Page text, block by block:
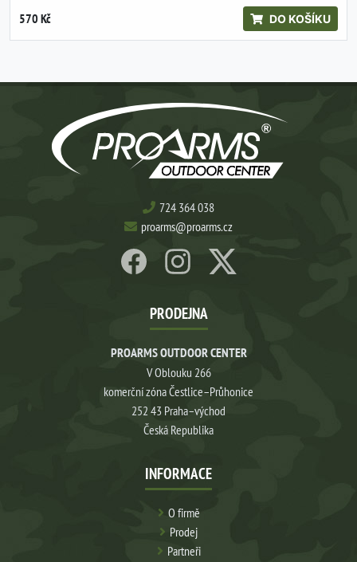
570 Kč DO KOŠÍKU
724 364 038
proarms@proarms.cz
PRODEJNA
PROARMS OUTDOOR CENTER
V Oblouku 266
komerční zóna Čestlice–Průhonice
252 43 Praha–východ
Česká Republika
INFORMACE
O firmě
Prodej
Partneři